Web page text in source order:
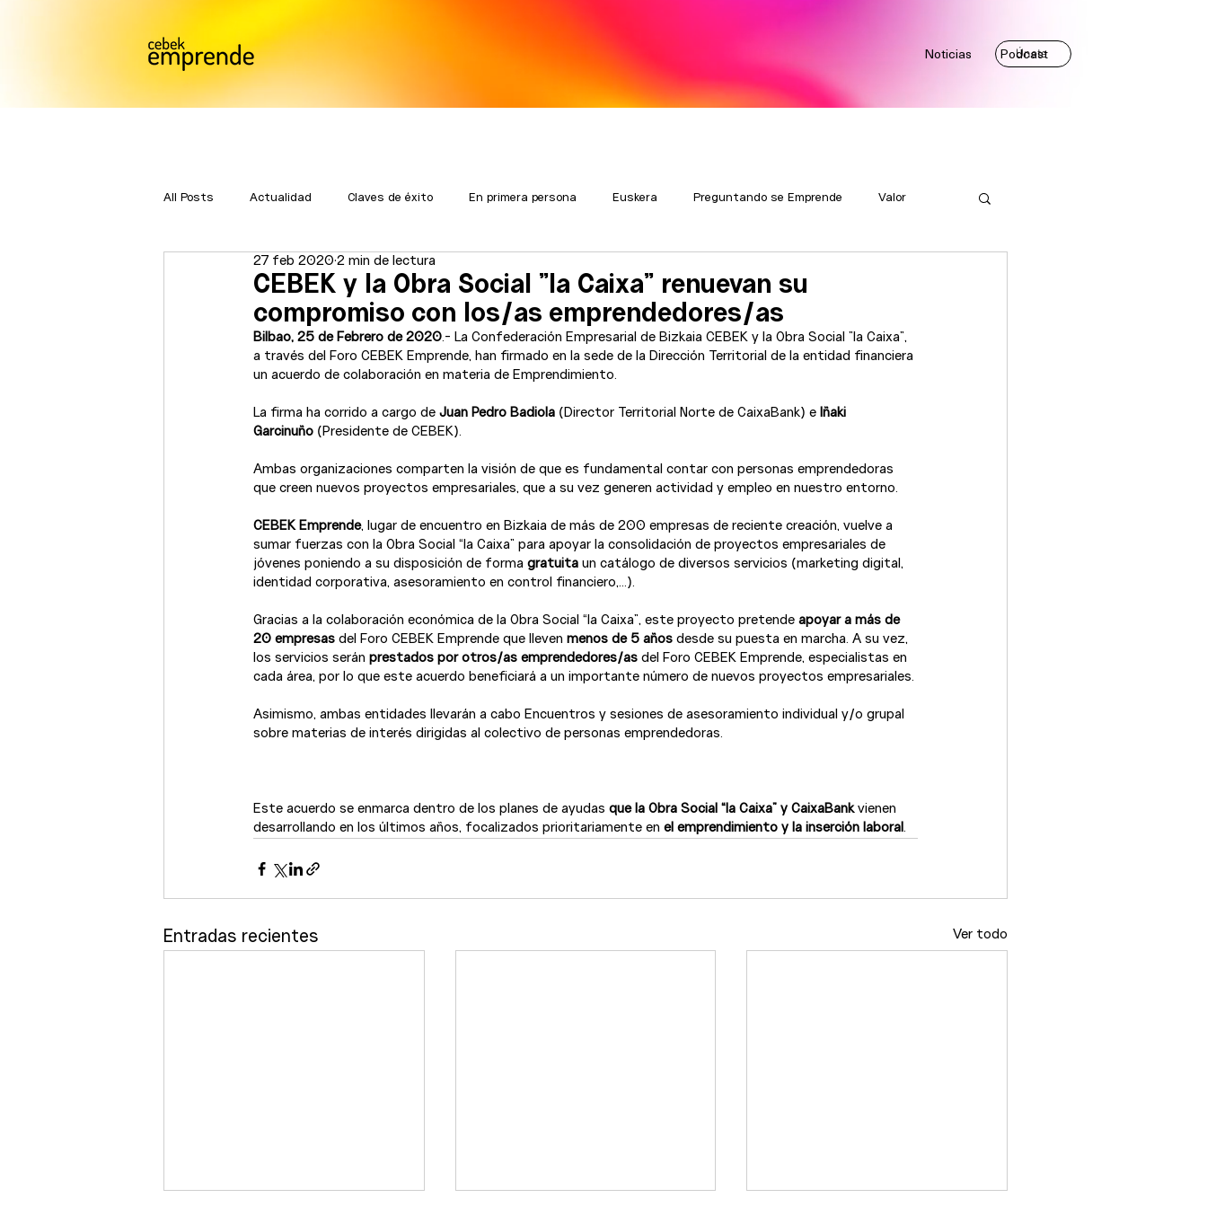
Únete
Noticias Podcast
All Posts Actualidad Claves de éxito En primera persona Euskera Preguntando se Emprende Valor
CEBEK y la Obra Social ”la Caixa” renuevan su
compromiso con los/as emprendedores/as
27 feb 2020 2 min de lectura
Bilbao, 25 de Febrero de 2020.- La Confederación Empresarial de Bizkaia CEBEK y la Obra Social ”la Caixa”,
a través del Foro CEBEK Emprende, han firmado en la sede de la Dirección Territorial de la entidad financiera
un acuerdo de colaboración en materia de Emprendimiento.
La firma ha corrido a cargo de Juan Pedro Badiola (Director Territorial Norte de CaixaBank) e Iñaki
Garcinuño (Presidente de CEBEK).
Ambas organizaciones comparten la visión de que es fundamental contar con personas emprendedoras
que creen nuevos proyectos empresariales, que a su vez generen actividad y empleo en nuestro entorno.
CEBEK Emprende, lugar de encuentro en Bizkaia de más de 200 empresas de reciente creación, vuelve a
sumar fuerzas con la Obra Social “la Caixa” para apoyar la consolidación de proyectos empresariales de
jóvenes poniendo a su disposición de forma gratuita un catálogo de diversos servicios (marketing digital,
identidad corporativa, asesoramiento en control financiero,…).
Gracias a la colaboración económica de la Obra Social “la Caixa”, este proyecto pretende apoyar a más de
20 empresas del Foro CEBEK Emprende que lleven menos de 5 años desde su puesta en marcha. A su vez,
los servicios serán prestados por otros/as emprendedores/as del Foro CEBEK Emprende, especialistas en
cada área, por lo que este acuerdo beneficiará a un importante número de nuevos proyectos empresariales.
Asimismo, ambas entidades llevarán a cabo Encuentros y sesiones de asesoramiento individual y/o grupal
sobre materias de interés dirigidas al colectivo de personas emprendedoras.
Este acuerdo se enmarca dentro de los planes de ayudas que la Obra Social “la Caixa” y CaixaBank vienen
desarrollando en los últimos años, focalizados prioritariamente en el emprendimiento y la inserción laboral .
Entradas recientes Ver todo